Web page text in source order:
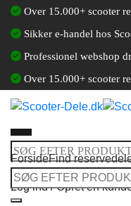
Fortsæt
indhold
Over 15.000+ scooter
Sikker e-handel hos
Professionel webshop
Over 15.000+ scooter
Søg
efter:
Log ind / Opret en
ForsideFind
Søg
efter: